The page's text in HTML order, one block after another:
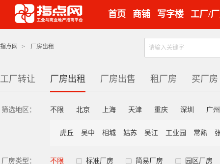
首页 商铺 写字楼 工厂/
指点网 > 厂房出租
工厂转让 厂房出租 厂房出售 租厂房 买厂房
筛选地区： 不限 北京 上海 天津 重庆 深圳 广州
虎丘 吴中 相城 姑苏 吴江 工业园 常熟
厂房类型： 不限 标准厂房 简易厂房 园区厂房